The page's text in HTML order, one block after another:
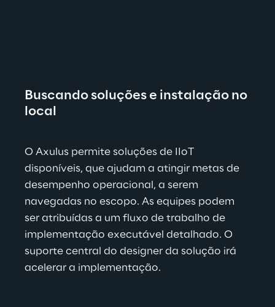
Buscando soluções e instalação no
local
O Axulus permite soluções de IIoT
disponíveis, que ajudam a atingir metas de
desempenho operacional, a serem
navegadas no escopo. As equipes podem
ser atribuídas a um fluxo de trabalho de
implementação executável detalhado. O
suporte central do designer da solução irá
acelerar a implementação.